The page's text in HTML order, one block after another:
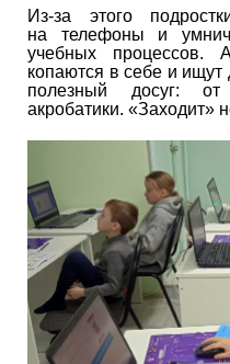
Из-за этого
на телефоны и
учебных процессов.
копаются в себе и
полезный досуг:
акробатики. «Заходит»